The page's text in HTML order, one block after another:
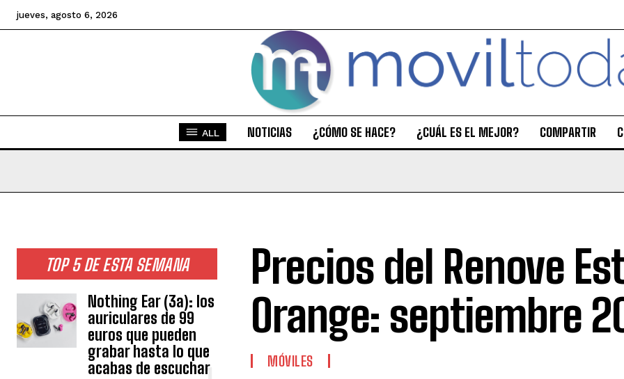
jueves, agosto 6, 2026
ALL NOTICIAS ¿CÓMO SE HACE? ¿CUÁL ES EL MEJOR? COMPARTIR
TOP 5 DE ESTA SEMANA
Nothing Ear (3a): los
auriculares de 99
euros que pueden
grabar hasta lo que
acabas de escuchar
Precios del Renove
Orange: septiembre
MÓVILES